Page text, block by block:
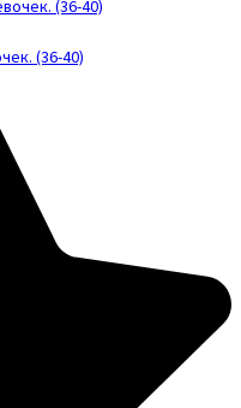
(36-40)